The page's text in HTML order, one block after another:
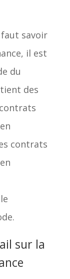
faut savoir
il est
du
des
contrats
sur la